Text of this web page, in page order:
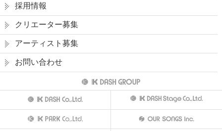
採用情報
クリエーター募集
アーティスト募集
お問い合わせ